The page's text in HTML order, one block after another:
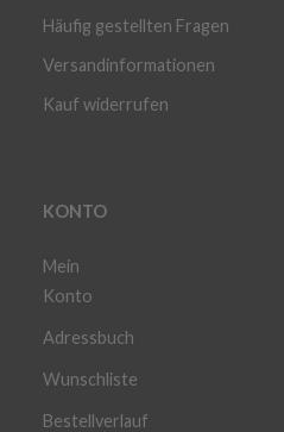
Häufig gestellten Fragen
Versandinformationen
Kauf widerrufen
KONTO
Mein
Konto
Adressbuch
Wunschliste
Bestellverlauf